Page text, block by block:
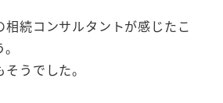
相続コンサルタントが感じたこ
うでした。